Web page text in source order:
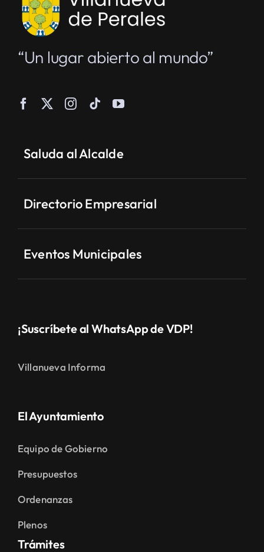
“Un lugar abierto al mundo”
Saluda al Alcalde
Directorio Empresarial
Eventos Municipales
¡Suscríbete al WhatsApp de VDP!
Villanueva Informa
El Ayuntamiento
Equipo de Gobierno
Presupuestos
Ordenanzas
Plenos
Trámites